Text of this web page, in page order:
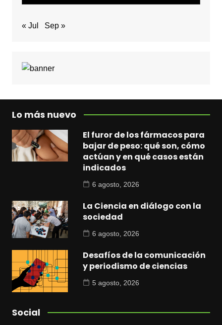
« Jul Sep »
Lo más nuevo
El furor de los fármacos para
bajar de peso: qué son, cómo
actúan y en qué casos están
indicados
6 agosto, 2026
La Ciencia en diálogo con la
sociedad
6 agosto, 2026
Desafíos de la comunicación
y periodismo de ciencias
5 agosto, 2026
Social